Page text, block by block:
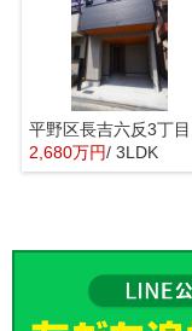
平野区長吉六反3丁目
2,680万円/ 3LDK